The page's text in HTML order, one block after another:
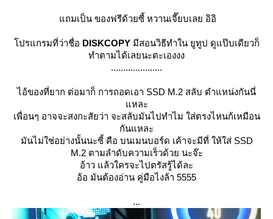
ถมเป็น ของฟรีด้วยซี้ หวานเจี๊ยบเลย อิอิ
ปรแกรมที่ว่าชื่อ DISKCOPYมีสอนวิธีทำใน ยูทูป ดูแป๊บเดียวก็
ทำตามได้เลยนะตะเองงง
.....................
ไอ้ของที่ยาก ต่อมาก็ การถอดเอา SSD M.2 สลับ ตำแหน่งกันนี่
หละ
เพื่อนๆ อาจจะสงกะสัยว่า จะสลับมันไปทำไม ใส่ตรงไหนก้เหมือน
กันแหละ
มันไม่ใช่อย่างนั้นนะซี้ คือ บนเมนบอร์ด เค้าจะมีที่ ให้ใส่ SSD
M.2 ตามลำดับความเร็วด้วย นะจ๊ะ
อ้าว แล้วใครจะไปตรัสรู้ได้ละ
อ้อ มันต้องอ่าน คู่มือไงล้า 5555
...